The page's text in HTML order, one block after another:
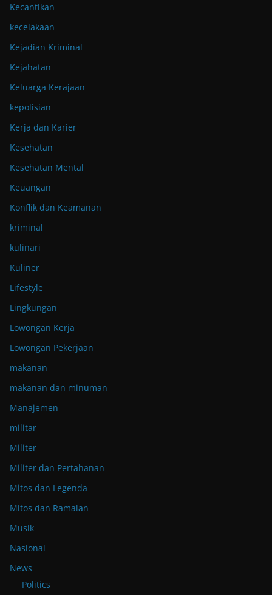
Kecantikan
kecelakaan
Kejadian Kriminal
Kejahatan
Keluarga Kerajaan
kepolisian
Kerja dan Karier
Kesehatan
Kesehatan Mental
Keuangan
Konflik dan Keamanan
kriminal
kulinari
Kuliner
Lifestyle
Lingkungan
Lowongan Kerja
Lowongan Pekerjaan
makanan
makanan dan minuman
Manajemen
militar
Militer
Militer dan Pertahanan
Mitos dan Legenda
Mitos dan Ramalan
Musik
Nasional
News
Politics